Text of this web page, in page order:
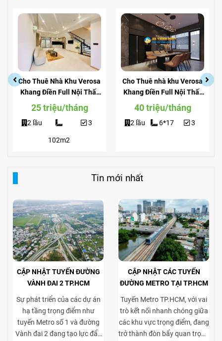
Cho Thuê Nhà Khu Verosa
Khang Điền Full Nội Thất
Giá Siêu Rẻ
25 triệu/tháng
2 lầu
102m2
3
Cho Thuê nhà khu Verosa
Khang Điền Full Nội Thất
View Công Viên
40 triệu/tháng
2 lầu 6*17 3
Tin mới nhất
CẬP NHẬT TUYẾN ĐƯỜNG
VÀNH ĐAI 2 TP.HCM
Sự phát triển của các dự án
hạ tầng trọng điểm như
tuyến Metro số 1 và đường
Vành đai 2 đang tạo lực đẩy
CẬP NHẬT CÁC TUYẾN
ĐƯỜNG METRO TẠI TP.HCM
Tuyến Metro TP.HCM, với vai
trò kết nối nhanh chóng giữa
các khu vực trọng điểm, đang
trở thành đòn bẩy quan trọng